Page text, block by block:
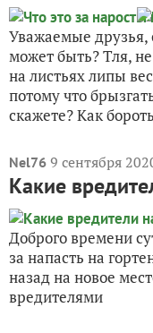
Уважаемые друзья,
может быть? Тля, не
на листьях липы
потому что
скажете? Как
Nel76 9 сентября
Какие
Доброго времени
за напасть на
назад на новое
вредителями